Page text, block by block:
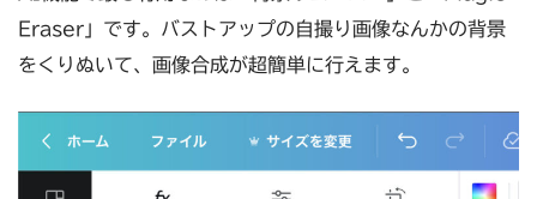
Eraser」です。バストアップの自撮り画像なんかの背景
をくりぬいて、画像合成が超簡単に行えます。